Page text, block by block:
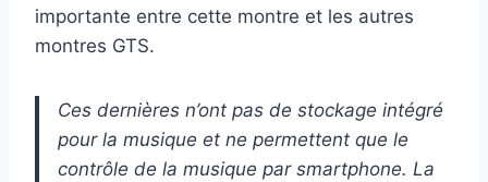
importante entre cette montre et les autres
montres GTS.
Ces dernières n’ont pas de stockage intégré
pour la musique et ne permettent que le
contrôle de la musique par smartphone. La